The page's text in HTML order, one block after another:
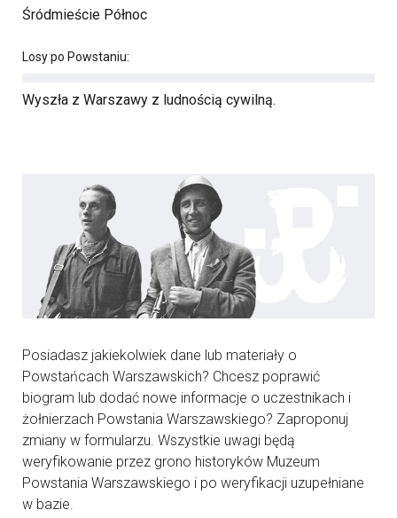
Śródmieście Północ
Losy po Powstaniu:
Wyszła z Warszawy z ludnością cywilną.
Posiadasz jakiekolwiek dane lub materiały o
Powstańcach Warszawskich? Chcesz poprawić
biogram lub dodać nowe informacje o uczestnikach i
żołnierzach Powstania Warszawskiego? Zaproponuj
zmiany w formularzu. Wszystkie uwagi będą
weryfikowanie przez grono historyków Muzeum
Powstania Warszawskiego i po weryfikacji uzupełniane
w bazie.